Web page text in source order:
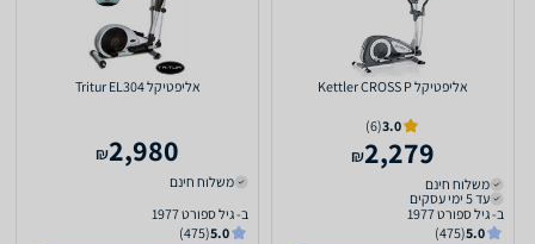
אליפטיקל Kettler CROSS P
3.0
(6)
2,279
₪
משלוח חינם
עד 5 ימי עסקים
ב- גיל ספורט 1977
5.0
(475)
אליפטיקל Tritur EL304
2,980
₪
משלוח חינם
ב- גיל ספורט 1977
5.0
(475)